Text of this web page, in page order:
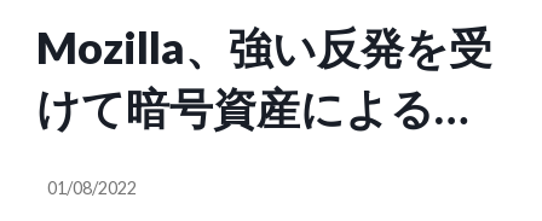
Mozilla、強い反発を受
けて暗号資産による寄
付の受付を一時停止
01/08/2022